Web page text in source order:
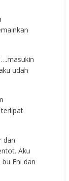
udah
dan
Aku
Eni dan